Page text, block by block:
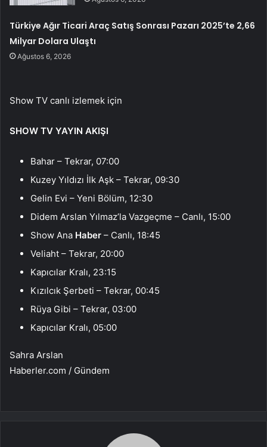
Türkiye Ağır Ticari Araç Satış Sonrası Pazarı 2025’te 2,66
Milyar Dolara Ulaştı
Ağustos 6, 2026
Show TV canlı izlemek için
SHOW TV YAYIN AKIŞI
Bahar – Tekrar, 07:00
Kuzey Yıldızı İlk Aşk – Tekrar, 09:30
Gelin Evi – Yeni Bölüm, 12:30
Didem Arslan Yılmaz’la Vazgeçme – Canlı, 15:00
Show Ana Haber – Canlı, 18:45
Veliaht – Tekrar, 20:00
Kapıcılar Kralı, 23:15
Kızılcık Şerbeti – Tekrar, 00:45
Rüya Gibi – Tekrar, 03:00
Kapıcılar Kralı, 05:00
Sahra Arslan
Haberler.com / Gündem